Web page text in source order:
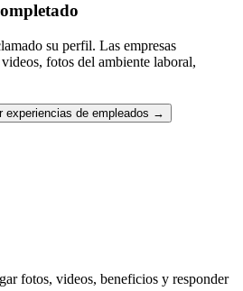
su perfil. Las empresas
fotos del ambiente laboral,
experiencias de empleados →
fotos, videos, beneficios y responder